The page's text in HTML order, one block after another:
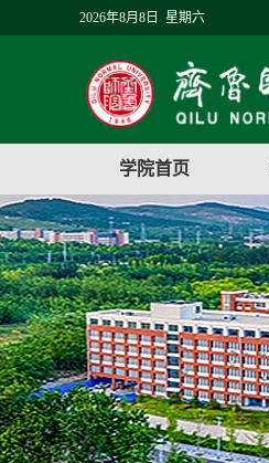
2026年8月8日 星期六
学院首页